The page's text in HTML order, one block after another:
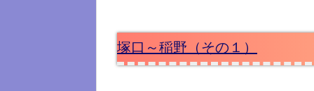
塚口～稲野（その１）